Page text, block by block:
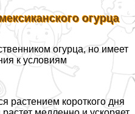
огурца
огурца, но имеет
к условиям
растением короткого дня